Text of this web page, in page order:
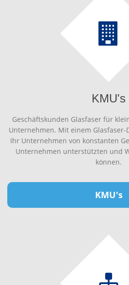
KMU's
Geschäftskunden Glasfaser für
Unternehmen. Mit einem
Ihr Unternehmen von konstanten
Unternehmen unterstützten und
können.
KMU's